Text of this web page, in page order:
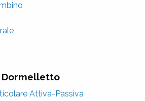
Dormelletto
Attiva-Passiva